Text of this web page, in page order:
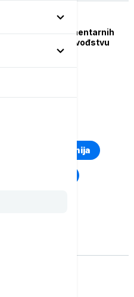
ankete parlamentarnih
u Bugarskoj: U vođstvu
Bojka Borisova
Kosovo i Metohija
Bliskom istoku